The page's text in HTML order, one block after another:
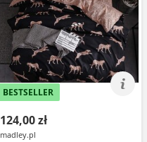
BESTSELLER
124,00 zł
madley.pl